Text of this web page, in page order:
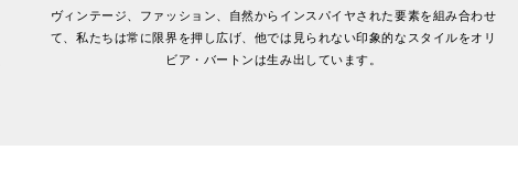
ヴィンテージ、ファッション、自然からインスパイヤされた要素を組み合わせ
て、私たちは常に限界を押し広げ、他では見られない印象的なスタイルをオリ
ビア・バートンは生み出しています。